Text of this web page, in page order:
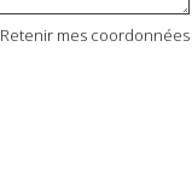
Retenir mes coordonnées